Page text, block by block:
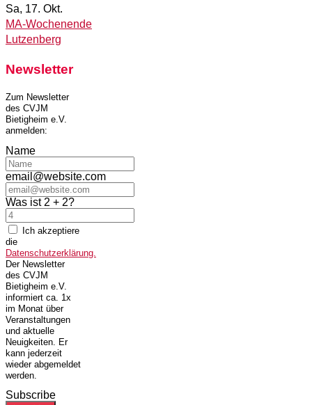
Sa, 17. Okt.
MA-Wochenende
Lutzenberg
Newsletter
Zum Newsletter
des CVJM
Bietigheim e.V.
anmelden:
Name
email@website.com
Was ist 2 + 2?
Ich akzeptiere
die
Datenschutzerklärung.
Der Newsletter
des CVJM
Bietigheim e.V.
informiert ca. 1x
im Monat über
Veranstaltungen
und aktuelle
Neuigkeiten. Er
kann jederzeit
wieder abgemeldet
werden.
Subscribe